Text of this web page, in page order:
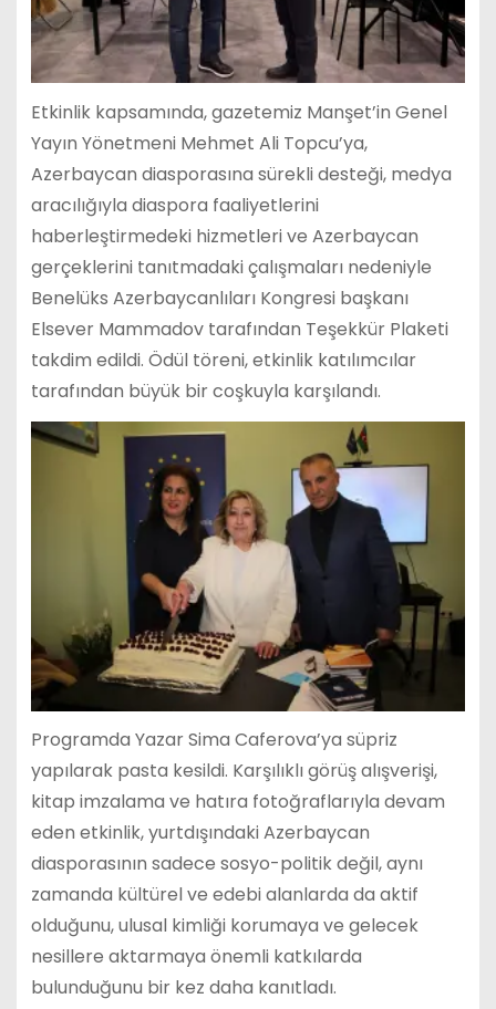
Etkinlik kapsamında, gazetemiz Manşet’in Genel
Yayın Yönetmeni Mehmet Ali Topcu’ya,
Azerbaycan diasporasına sürekli desteği, medya
aracılığıyla diaspora faaliyetlerini
haberleştirmedeki hizmetleri ve Azerbaycan
gerçeklerini tanıtmadaki çalışmaları nedeniyle
Benelüks Azerbaycanlıları Kongresi başkanı
Elsever Mammadov tarafından Teşekkür Plaketi
takdim edildi. Ödül töreni, etkinlik katılımcılar
tarafından büyük bir coşkuyla karşılandı.
Programda Yazar Sima Caferova’ya süpriz
yapılarak pasta kesildi. Karşılıklı görüş alışverişi,
kitap imzalama ve hatıra fotoğraflarıyla devam
eden etkinlik, yurtdışındaki Azerbaycan
diasporasının sadece sosyo-politik değil, aynı
zamanda kültürel ve edebi alanlarda da aktif
olduğunu, ulusal kimliği korumaya ve gelecek
nesillere aktarmaya önemli katkılarda
bulunduğunu bir kez daha kanıtladı.